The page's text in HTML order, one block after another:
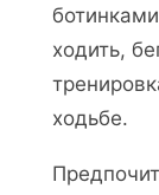
ходить,
ходьбе.